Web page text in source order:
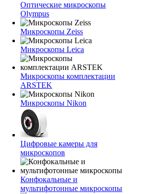
Оптические микроскопы
Olympus
Микроскопы Zeiss
Микроскопы Leica
Микроскопы комплектации
ARSTEK
Микроскопы Nikon
Цифровые камеры для
микроскопов
Конфокальные и
мультифотонные микроскопы